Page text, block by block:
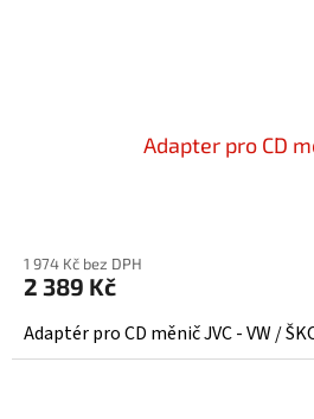
Adapter pro CD
1 974 Kč bez DPH
2 389 Kč
Adaptér pro CD měnič JVC - VW /